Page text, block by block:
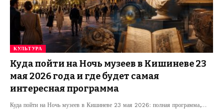
КУЛЬТУРА
Куда пойти на Ночь музеев в Кишиневе 23
мая 2026 года и где будет самая
интересная программа
Куда пойти на Ночь музеев в Кишиневе 23 мая 2026: полная программа,…